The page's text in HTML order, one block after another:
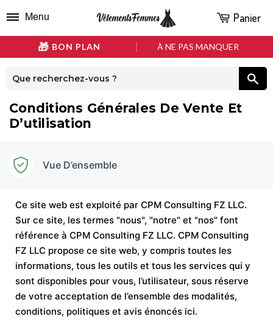
BON PLAN À NE PAS MANQUER
Menu Panier
Conditions Générales De Vente Et
D’utilisation
Vue D’ensemble
Ce site web est exploité par CPM Consulting FZ LLC.
Sur ce site, les termes "nous", "notre" et "nos" font
référence à CPM Consulting FZ LLC. CPM Consulting
FZ LLC propose ce site web, y compris toutes les
informations, tous les outils et tous les services qui y
sont disponibles pour vous, l’utilisateur, sous réserve
de votre acceptation de l’ensemble des modalités,
conditions, politiques et avis énoncés ici.